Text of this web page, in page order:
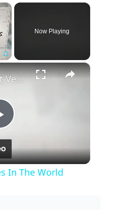
×
Now Playing
×
5 Best Concert Venues In The World
In The World